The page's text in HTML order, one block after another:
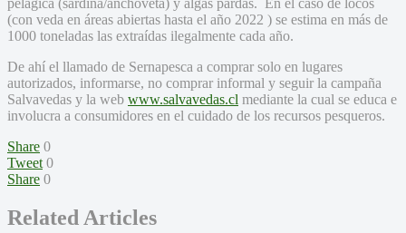
(con veda en áreas abiertas hasta el año 2022 ) se estima en más de
1000 toneladas las extraídas ilegalmente cada año.
De ahí el llamado de Sernapesca a comprar solo en lugares
autorizados, informarse, no comprar informal y seguir la campaña
Salvavedas y la web www.salvavedas.cl mediante la cual se educa e
involucra a consumidores en el cuidado de los recursos pesqueros.
Share 0
Tweet 0
Share 0
Related Articles